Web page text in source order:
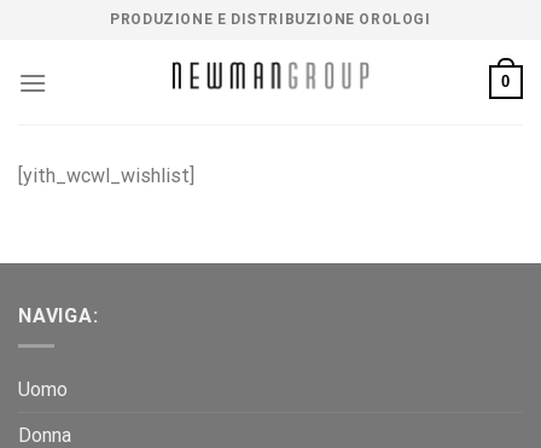
contenuti
PRODUZIONE E DISTRIBUZIONE OROLOGI
0
[yith_wcwl_wishlist]
NAVIGA:
Uomo
Donna